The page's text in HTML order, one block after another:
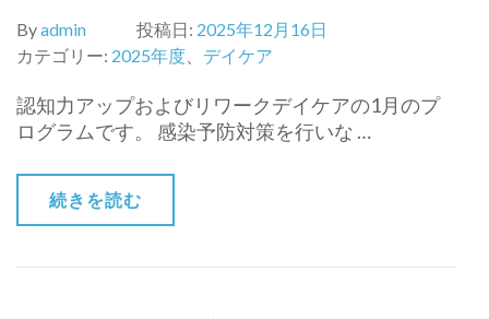
Byadmin 投稿日: 2025年12月16日
カテゴリー: 2025年度 デイケア
認知力アップおよびリワークデイケアの1月のプ
ログラムです。 感染予防対策を行いな …
続きを読む